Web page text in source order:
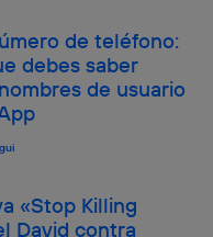
de teléfono:
debes saber
de usuario
«Stop Killing
David contra